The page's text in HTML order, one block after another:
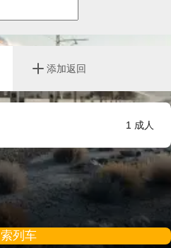
添加返回
1 成人
列车